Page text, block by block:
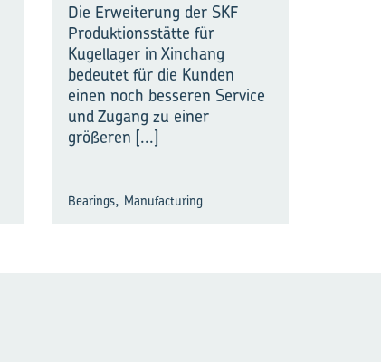
Die Erweiterung der SKF
Produktionsstätte für
Kugellager in Xinchang
bedeutet für die Kunden
einen noch besseren Service
und Zugang zu einer
größeren [...]
Bearings, Manufacturing